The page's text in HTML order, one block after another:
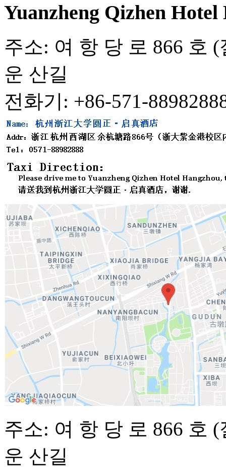
Yuanzheng Qizhen Hotel
주소: 여 항 당 로 866 호
운 산길
전화기: +86-571-
주소: 여 항 당 로 866 호
운 산길